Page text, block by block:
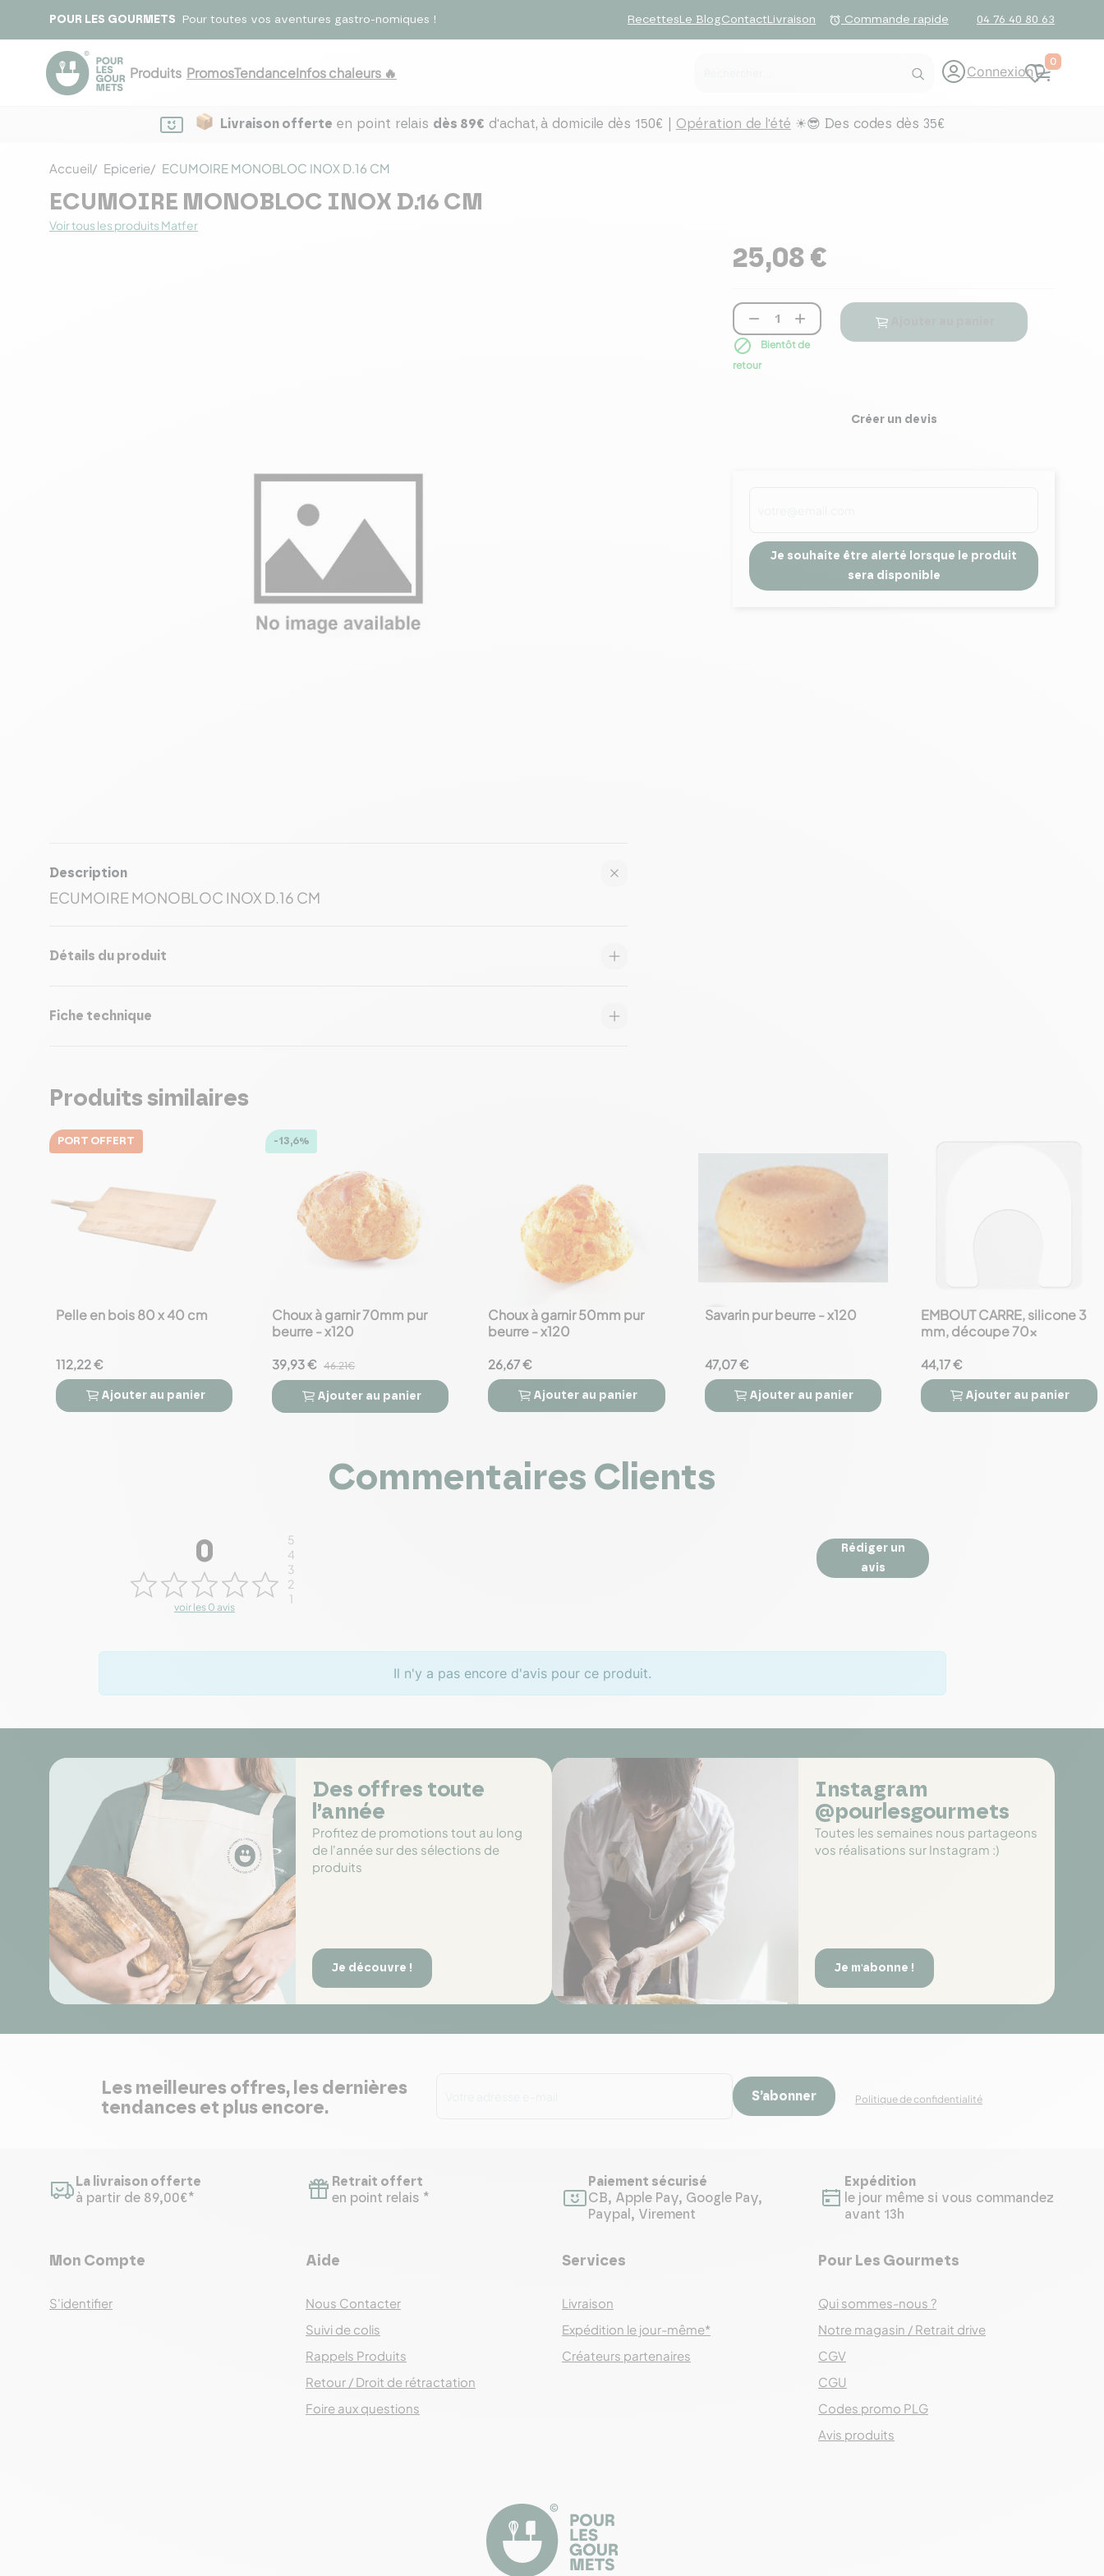
POUR LES GOURMETS Pour toutes vos aventures gastro-nomiques ! RecettesLe BlogContactLivraison alarm Commande rapide 04 76 40 80 63
Produits PromosTendanceInfos chaleurs 🔥 Connexion
0
Livraison offerte en point relais dès 89€ d'achat, à domicile dès 150€ | Opération de l'été ☀😎 Des codes dès 35€
Accueil Epicerie ECUMOIRE MONOBLOC INOX D.16 CM
ECUMOIRE MONOBLOC INOX D.16 CM
Voir tous les produits Matfer
25,08 €
 

Bientôt de
retour
Créer un devis
Je souhaite être alerté lorsque le produit
sera disponible
Description
ECUMOIRE MONOBLOC INOX D.16 CM
Détails du produit
Fiche technique
Produits similaires
PORT OFFERT
favorite_border
Pelle en bois 80 x 40 cm
112,22 €
 
Ajouter au panier
-13,6%
favorite_border
Choux à garnir 70mm pur
beurre - x120
39,93 € 46.21€
 
Ajouter au panier
favorite_border
Choux à garnir 50mm pur
beurre - x120
26,67 €
 
Ajouter au panier
favorite_border
Savarin pur beurre - x120
47,07 €
 
Ajouter au panier
favorite_border
EMBOUT CARRE, silicone 3
mm, découpe 70x
44,17 €
 
Ajouter au panier
Commentaires Clients
0
voir les 0 avis
5
4
3
2
1
Rédiger un
avis
Il n'y a pas encore d'avis pour ce produit.
Des offres toute
l’année
Profitez de promotions tout au long
de l'année sur des sélections de
produits
Je découvre !
Instagram
@pourlesgourmets
Toutes les semaines nous partageons
vos réalisations sur Instagram :)
Je m'abonne !
Les meilleures offres, les dernières
tendances et plus encore.
S’abonner Politique de confidentialité
La livraison offerte
à partir de 89,00€*
Retrait offert
en point relais *
Paiement sécurisé
CB, Apple Pay, Google Pay,
Paypal, Virement
Expédition
le jour même si vous commandez
avant 13h
Mon Compte
S'identifier
Aide
Nous Contacter
Suivi de colis
Rappels Produits
Retour / Droit de rétractation
Foire aux questions
Services
Livraison
Expédition le jour-même*
Créateurs partenaires
Pour Les Gourmets
Qui sommes-nous ?
Notre magasin / Retrait drive
CGV
CGU
Codes promo PLG
Avis produits